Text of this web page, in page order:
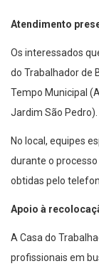
Atendimento
Os interessados
do Trabalhador de
Tempo Municipal
Jardim São Pedro).
No local, equipes
durante o
obtidas pelo
Apoio à
A Casa do
profissionais em